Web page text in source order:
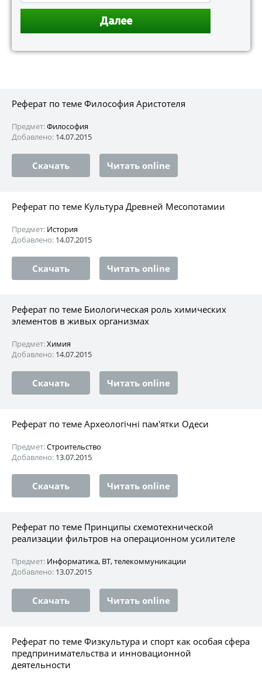
Реферат по теме Философия Аристотеля
Предмет:Философия
Добавлено: 14.07.2015
Скачать Читать online
Реферат по теме Культура Древней Месопотамии
Предмет: История
Добавлено: 14.07.2015
Скачать Читать online
Реферат по теме Биологическая роль химических
элементов в живых организмах
Предмет:Химия
Добавлено: 14.07.2015
Скачать Читать online
Реферат по теме Археологічні пам'ятки Одеси
Предмет:Строительство
Добавлено: 13.07.2015
Скачать Читать online
Реферат по теме Принципы схемотехнической
реализации фильтров на операционном усилителе
Предмет: Информатика, ВТ, телекоммуникации
Добавлено: 13.07.2015
Скачать Читать online
Реферат по теме Физкультура и спорт как особая сфера
предпринимательства и инновационной
деятельности